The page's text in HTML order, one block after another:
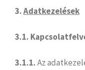
3.Adatkezelések
3.1.
3.1.1.Az